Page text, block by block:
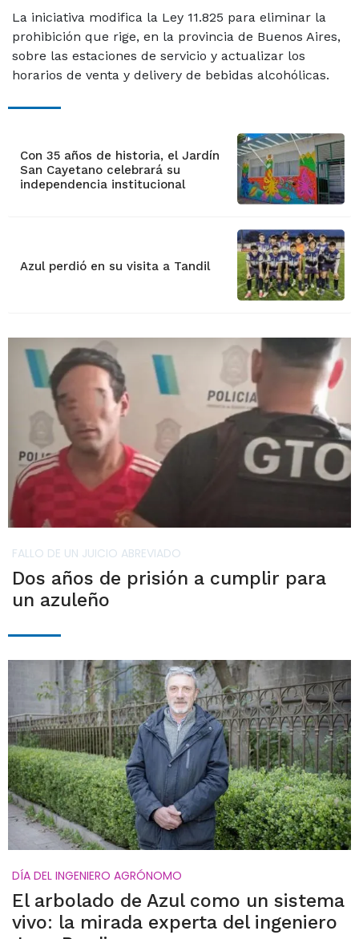
La iniciativa modifica la Ley 11.825 para eliminar la
prohibición que rige, en la provincia de Buenos Aires,
sobre las estaciones de servicio y actualizar los
horarios de venta y delivery de bebidas alcohólicas.
Con 35 años de historia, el Jardín
San Cayetano celebrará su
independencia institucional
Azul perdió en su visita a Tandil
FALLO DE UN JUICIO ABREVIADO
Dos años de prisión a cumplir para
un azuleño
DÍA DEL INGENIERO AGRÓNOMO
El arbolado de Azul como un sistema
vivo: la mirada experta del ingeniero